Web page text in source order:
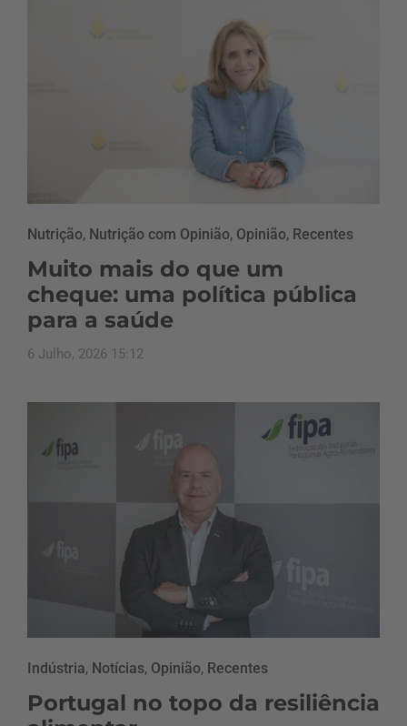
Nutrição, Nutrição com Opinião, Opinião, Recentes
Muito mais do que um
cheque: uma política pública
para a saúde
6 Julho, 2026 15:12
Indústria, Notícias, Opinião, Recentes
Portugal no topo da resiliência